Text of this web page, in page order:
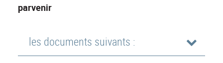
parvenir
les documents suivants :